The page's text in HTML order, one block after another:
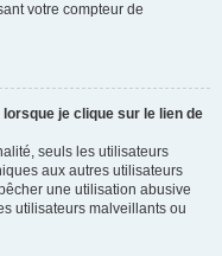
votre compteur de
je clique sur le lien de
seuls les utilisateurs
aux autres utilisateurs
une utilisation abusive
utilisateurs malveillants ou